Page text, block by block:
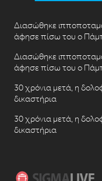
Διασώθηκε
άφησε πίσω του ο
Διασώθηκε
άφησε πίσω του ο
30 χρόνια μετά, η
δικαστήρια
30 χρόνια μετά, η
δικαστήρια